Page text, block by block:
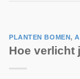
PLANTEN BOMEN,
Hoe verlicht